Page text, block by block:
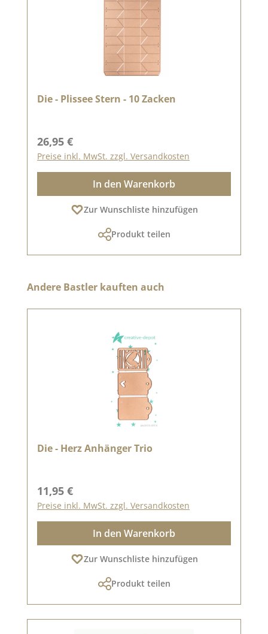
Die - Plissee Stern - 10 Zacken
Regulärer Preis:
26,95 €
Preise inkl. MwSt. zzgl. Versandkosten
In den Warenkorb
Zur Wunschliste hinzufügen
Produkt teilen
Produktgalerie überspringen
Andere Bastler kauften auch
Die - Herz Anhänger Trio
Regulärer Preis:
11,95 €
Preise inkl. MwSt. zzgl. Versandkosten
In den Warenkorb
Zur Wunschliste hinzufügen
Produkt teilen